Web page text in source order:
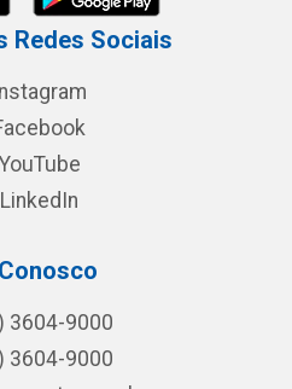
Redes Sociais
Instagram
YouTube
LinkedIn
3604-9000
3604-9000